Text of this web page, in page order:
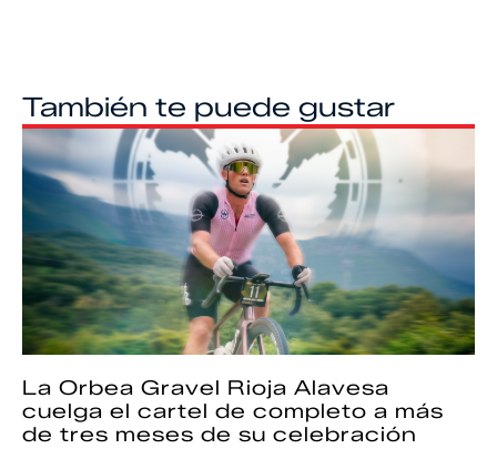
También te puede gustar
La Orbea Gravel Rioja Alavesa
cuelga el cartel de completo a más
de tres meses de su celebración